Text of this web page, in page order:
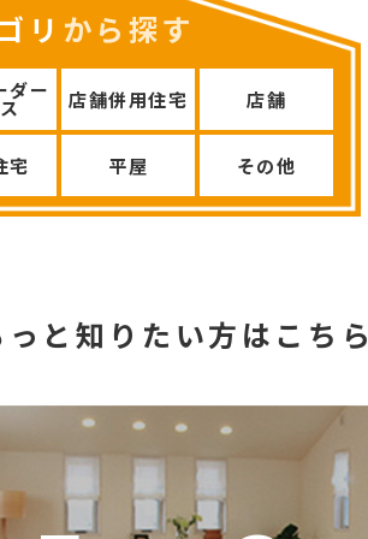
リ から探す
ダー 店舗併用住宅 店舗
宅 平屋 その他
と知りたい方はこちら